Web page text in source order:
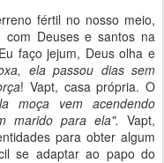
fértil no nosso meio,
com Deuses e santos na
faço jejum, Deus olha e
ela passou dias sem
! Vapt, casa própria. O
moça vem acendendo
marido para ela". Vapt,
para obter algum
se adaptar ao papo do